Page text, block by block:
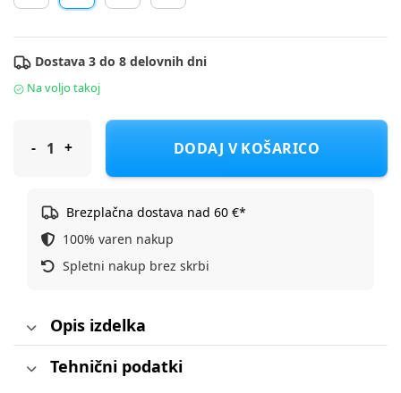
Dostava 3 do 8 delovnih dni
Na voljo takoj
Original Marines majica DR DFA0656NM F Večbarvno 80
DODAJ V KOŠARICO
Brezplačna dostava nad 60 €*
100% varen nakup
Spletni nakup brez skrbi
Opis izdelka
Tehnični podatki